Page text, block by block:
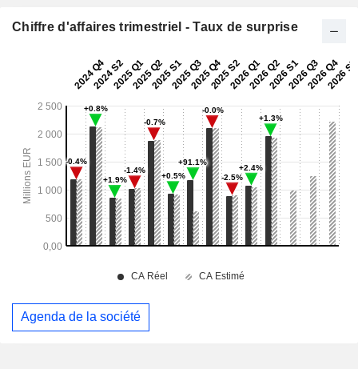
Chiffre d'affaires trimestriel - Taux de surprise
Agenda de la société